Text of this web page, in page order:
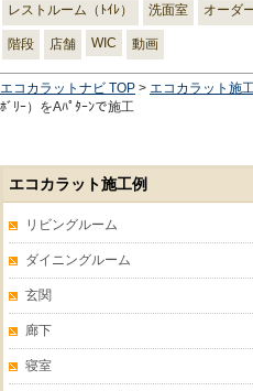
レストルーム（ﾄｲﾚ） 洗面室 オーダ
階段 店舗 WIC 動画
エコカラットナビ TOP > エコカラット施
ﾎﾞﾘｰ）をAﾊﾟﾀｰﾝで施工
エコカラット施工例
リビングルーム
ダイニングルーム
玄関
廊下
寝室